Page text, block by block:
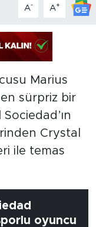
A- A+
Marius
sürpriz bir
Crystal
ile temas
oyuncu